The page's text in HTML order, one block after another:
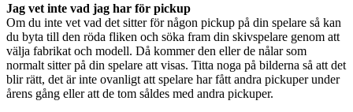
Jag vet inte vad jag har för pickup
Om du inte vet vad det sitter för någon pickup på din spelare så kan
du byta till den röda fliken och söka fram din skivspelare genom att
välja fabrikat och modell. Då kommer den eller de nålar som
normalt sitter på din spelare att visas. Titta noga på bilderna så att det
blir rätt, det är inte ovanligt att spelare har fått andra pickuper under
årens gång eller att de tom såldes med andra pickuper.